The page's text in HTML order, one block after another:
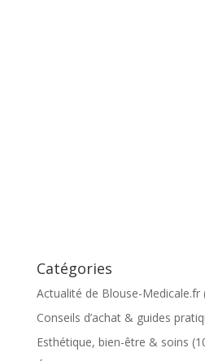
Catégories
Actualité de Blouse-Medicale.fr
Conseils d’achat & guides
Esthétique, bien-être & soins